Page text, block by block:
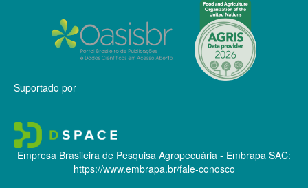
Suportado por
Empresa Brasileira de Pesquisa Agropecuária - Embrapa SAC:
https://www.embrapa.br/fale-conosco